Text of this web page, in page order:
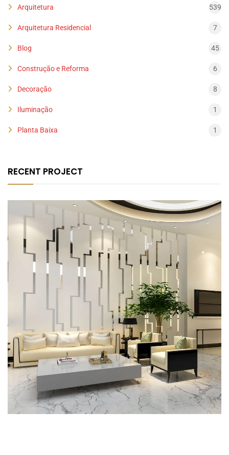
Arquitetura 539
Arquitetura Residencial 7
Blog 45
Construção e Reforma 6
Decoração 8
Iluminação 1
Planta Baixa 1
RECENT PROJECT